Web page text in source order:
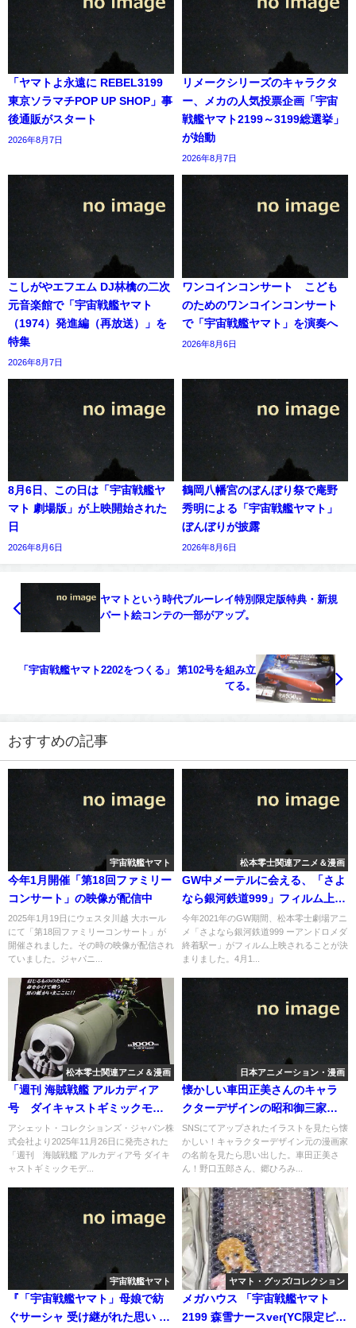
「ヤマトよ永遠に REBEL3199
東京ソラマチPOP UP SHOP」事
後通販がスタート
2026年8月7日
リメークシリーズのキャラクタ
ー、メカの人気投票企画「宇宙
戦艦ヤマト2199～3199総選挙」
が始動
2026年8月7日
こしがやエフエム DJ林檎の二次
元音楽館で「宇宙戦艦ヤマト
（1974）発進編（再放送）」を
特集
2026年8月7日
ワンコインコンサート こども
のためのワンコインコンサート
で「宇宙戦艦ヤマト」を演奏へ
2026年8月6日
8月6日、この日は「宇宙戦艦ヤ
マト 劇場版」が上映開始された
日
2026年8月6日
鶴岡八幡宮のぼんぼり祭で庵野
秀明による「宇宙戦艦ヤマト」
ぼんぼりが披露
2026年8月6日
ヤマトという時代ブルーレイ特別限定版特典・新規
パート絵コンテの一部がアップ。
「宇宙戦艦ヤマト2202をつくる」 第102号を組み立
てる。
おすすめの記事
宇宙戦艦ヤマト
今年1月開催「第18回ファミリー
コンサート」の映像が配信中
2025年1月19日にウェスタ川越 大ホール
にて「第18回ファミリーコンサート」が
開催されました。その時の映像が配信され
ていました。ジャパニ...
松本零士関連アニメ＆漫画
GW中メーテルに会える、「さよ
なら銀河鉄道999」フィルム上
映！
今年2021年のGW期間、松本零士劇場アニ
メ「さよなら銀河鉄道999 ーアンドロメダ
終着駅ー」がフィルム上映されることが決
まりました。4月1...
松本零士関連アニメ＆漫画
「週刊 海賊戦艦 アルカディア
号 ダイキャストギミックモデ
ルをつくる」第117号
アシェット・コレクションズ・ジャパン株
式会社より2025年11月26日に発売された
「週刊 海賊戦艦 アルカディア号 ダイキ
ャストギミックモデ...
日本アニメーション・漫画
懐かしい車田正美さんのキャラ
クターデザインの昭和御三家の
画
SNSにてアップされたイラストを見たら懐
かしい！キャラクターデザイン元の漫画家
の名前を見たら思い出した。車田正美さ
ん！野口五郎さん、郷ひろみ...
宇宙戦艦ヤマト
『「宇宙戦艦ヤマト」母娘で紡
ぐサーシャ 受け継がれた思い 愛
ヤマト・グッズ/コレクション
メガハウス 「宇宙戦艦ヤマト
2199 森雪ナースver(YC限定ピン